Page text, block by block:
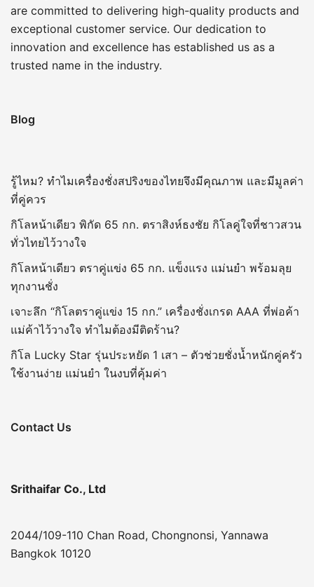
are committed to delivering high-quality products and
exceptional customer service. Our dedication to
innovation and excellence has established us as a
trusted name in the industry.
Blog
รู้ไหม? ทำไมเครื่องชั่งสปริงของไทยจึงมีคุณภาพ และมีมูลค่า
ที่คู่ควร
กิโลหน้าเดียว พิกัด 65 กก. ตราสิงห์ธงชัย กิโลคู่ใจที่ชาวสวน
ทั่วไทยไว้วางใจ
กิโลหน้าเดียว ตราคู่แข่ง 65 กก. แข็งแรง แม่นยำ พร้อมลุย
ทุกงานชั่ง
เจาะลึก “กิโลตราคู่แข่ง 15 กก.” เครื่องชั่งเกรด AAA ที่พ่อค้า
แม่ค้าไว้วางใจ ทำไมต้องมีติดร้าน?
กิโล Lucky Star รุ่นประหยัด 1 เสา – ตัวช่วยชั่งน้ำหนักคู่ครัว
ใช้งานง่าย แม่นยำ ในงบที่คุ้มค่า
Contact Us
Srithaifar Co., Ltd
2044/109-110 Chan Road, Chongnonsi, Yannawa
Bangkok 10120